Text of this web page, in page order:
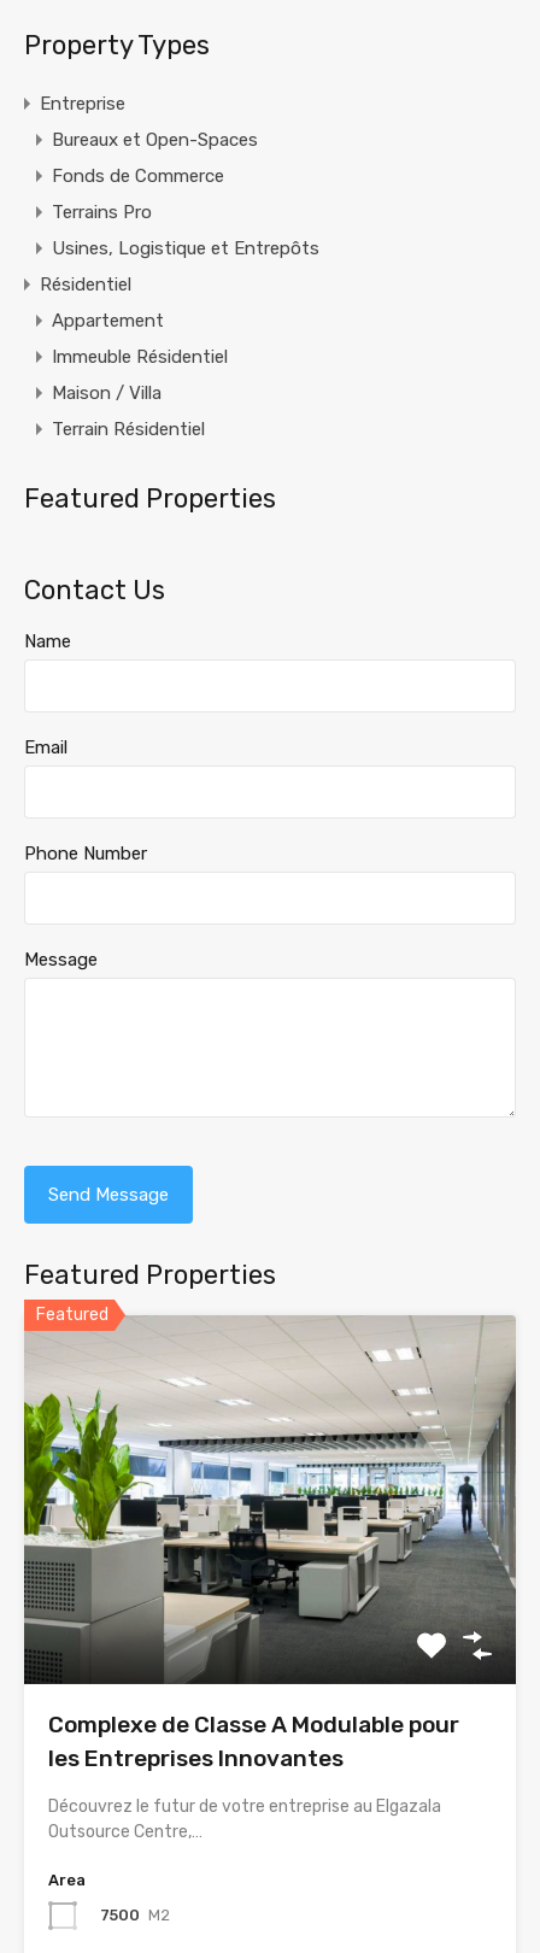
Property Types
Entreprise
Bureaux et Open-Spaces
Fonds de Commerce
Terrains Pro
Usines, Logistique et Entrepôts
Résidentiel
Appartement
Immeuble Résidentiel
Maison / Villa
Terrain Résidentiel
Featured Properties
Contact Us
Name
Email
Phone Number
Message
Featured Properties
Featured
Complexe de Classe A Modulable pour
les Entreprises Innovantes
Découvrez le futur de votre entreprise au Elgazala
Outsource Centre,…
Area
7500 M2